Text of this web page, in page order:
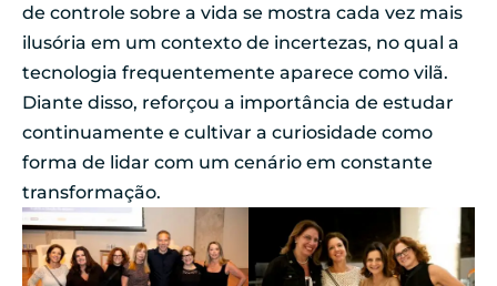
de controle sobre a vida se mostra cada vez mais
ilusória em um contexto de incertezas, no qual a
tecnologia frequentemente aparece como vilã.
Diante disso, reforçou a importância de estudar
continuamente e cultivar a curiosidade como
forma de lidar com um cenário em constante
transformação.